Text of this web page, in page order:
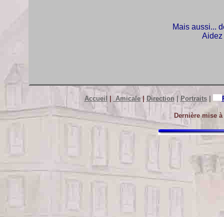
Mais aussi...
Aidez
Accueil Amicale| Direction |Portraits|
Dernière mise